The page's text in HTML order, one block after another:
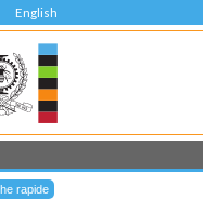
English